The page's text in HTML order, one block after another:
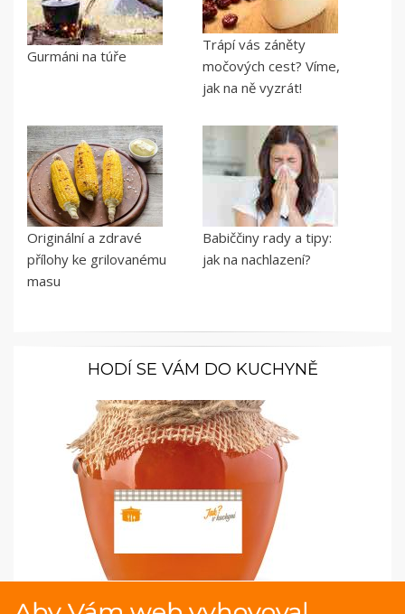
Gurmáni na túře
Trápí vás záněty
močových cest? Víme,
jak na ně vyzrát!
Originální a zdravé
přílohy ke grilovanému
masu
Babiččiny rady a tipy:
jak na nachlazení?
HODÍ SE VÁM DO KUCHYNĚ
Samolepky pro kořenky: S oranžovým hrncem